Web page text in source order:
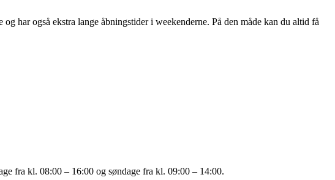
har også ekstra lange åbningstider i weekenderne. På den måde kan du altid få
fra kl. 08:00 – 16:00 og søndage fra kl. 09:00 – 14:00.